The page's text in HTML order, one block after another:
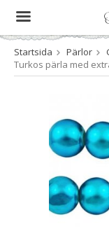
Startsida Pärlor
Turkos pärla med